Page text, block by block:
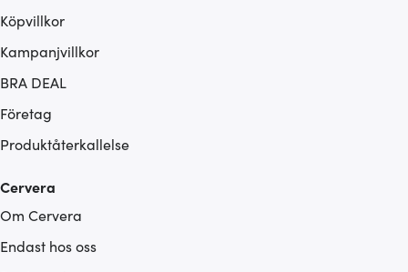
Köpvillkor
Kampanjvillkor
BRA DEAL
Företag
Produktåterkallelse
Cervera
Om Cervera
Endast hos oss